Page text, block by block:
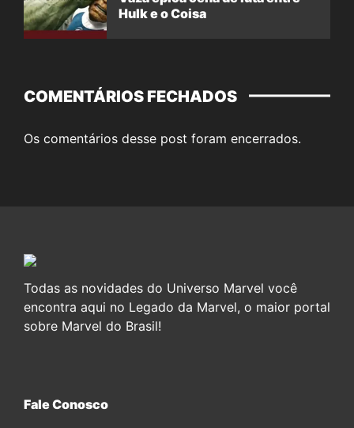
Hulk e o Coisa
COMENTÁRIOS FECHADOS
Os comentários desse post foram encerrados.
Todas as novidades do Universo Marvel você
encontra aqui no Legado da Marvel, o maior portal
sobre Marvel do Brasil!
Fale Conosco